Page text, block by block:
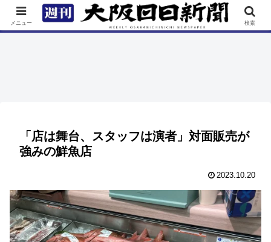
TOP 特集 ニュース 連載 街ネタ イベント
「店は舞台、スタッフは演者」対面販売が
強みの鮮魚店
2023.10.20
メニュー 検索